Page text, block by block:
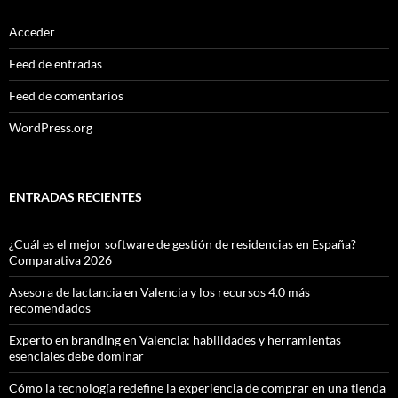
Acceder
Feed de entradas
Feed de comentarios
WordPress.org
ENTRADAS RECIENTES
¿Cuál es el mejor software de gestión de residencias en España?
Comparativa 2026
Asesora de lactancia en Valencia y los recursos 4.0 más
recomendados
Experto en branding en Valencia: habilidades y herramientas
esenciales debe dominar
Cómo la tecnología redefine la experiencia de comprar en una tienda